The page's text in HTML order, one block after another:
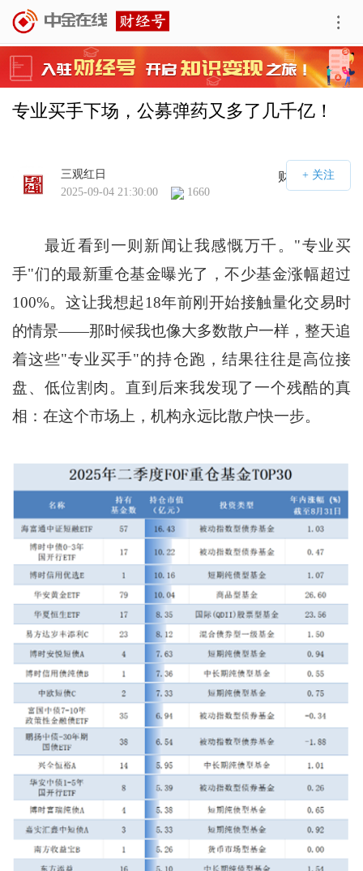
专业买手下场，公募弹药又多了几千亿！
财经号APP
三观红日
2025-09-04 21:30:00
1660
最近看到一则新闻让我感慨万千。"专业买
手"们的最新重仓基金曝光了，不少基金涨幅超过
100%。这让我想起18年前刚开始接触量化交易时
的情景——那时候我也像大多数散户一样，整天追
着这些"专业买手"的持仓跑，结果往往是高位接
盘、低位割肉。直到后来我发现了一个残酷的真
相：在这个市场上，机构永远比散户快一步。